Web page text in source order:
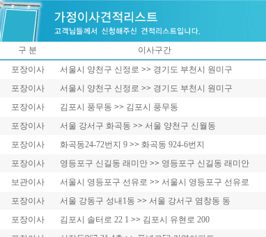
구 분 이사구간
포장이사 서울시 양천구 신정로 >> 경기도 부천시 원미구
포장이사 서울시 양천구 신정로 >> 경기도 부천시 원미구
포장이사 김포시 풍무동 >> 김포시 풍무동
포장이사 서울 강서구 화곡동 >> 서울 양천구 신월동
포장이사 화곡동24-72번지 9 >> 화곡동 924-6번지
포장이사 영등포구 신길동 래미안 >> 영등포구 신길동 래미안
보관이사 서울시 영등포구 선유로 >> 서울시 영등포구 선유로
포장이사 서울 강동구 성내1동 >> 서울 강서구 염창동 동
포장이사 김포시 솔터로 22 1 >> 김포시 유현로 200